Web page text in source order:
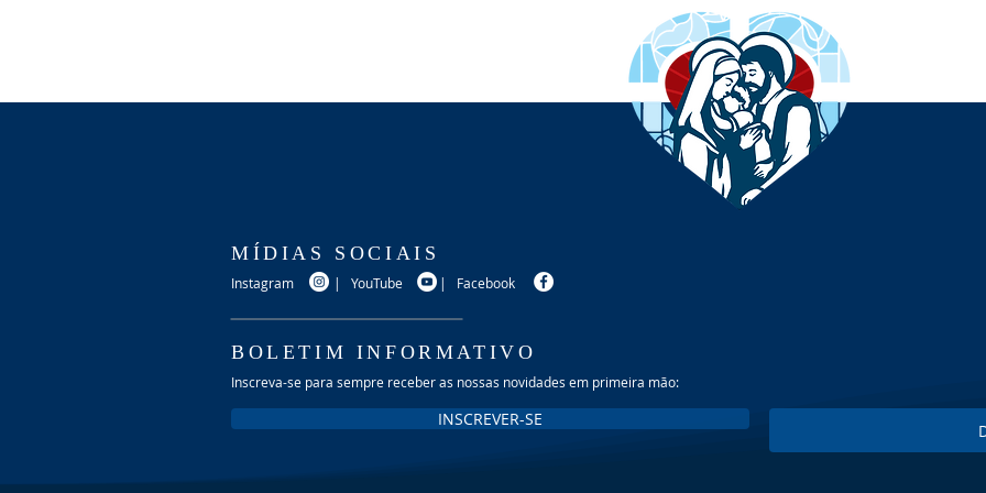
Instagram | YouTube | Facebook
MÍDIAS SOCIAIS
Inscreva-se para sempre receber as nossas novidades em primeira mão:
BOLETIM INFORMATIVO
INSCREVER-SE